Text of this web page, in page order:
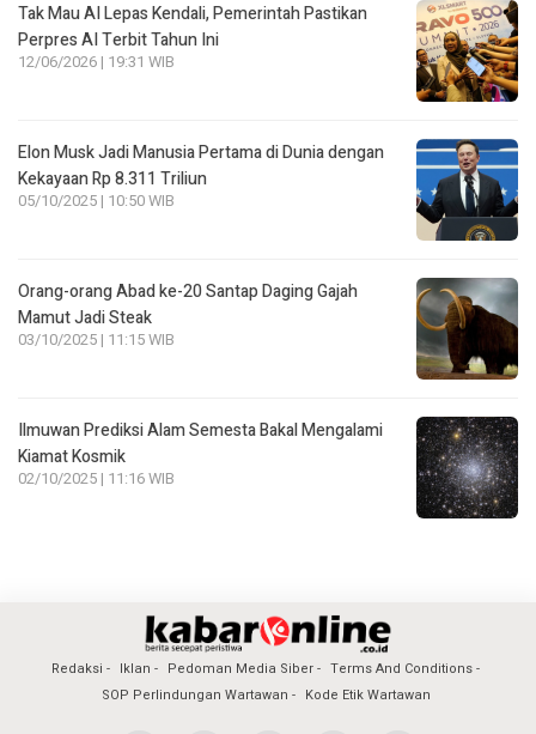
Tak Mau AI Lepas Kendali, Pemerintah Pastikan
Perpres AI Terbit Tahun Ini
12/06/2026 | 19:31 WIB
Elon Musk Jadi Manusia Pertama di Dunia dengan
Kekayaan Rp 8.311 Triliun
05/10/2025 | 10:50 WIB
Orang-orang Abad ke-20 Santap Daging Gajah
Mamut Jadi Steak
03/10/2025 | 11:15 WIB
Ilmuwan Prediksi Alam Semesta Bakal Mengalami
Kiamat Kosmik
02/10/2025 | 11:16 WIB
Redaksi Iklan Pedoman Media Siber
Terms And Conditions
SOP Perlindungan Wartawan
Kode Etik Wartawan